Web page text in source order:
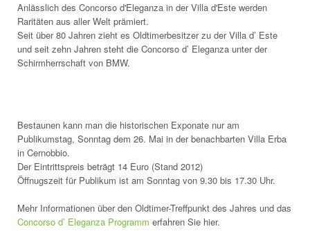
Anlässlich des Concorso d'Eleganza in der Villa d'Este werden
Raritäten aus aller Welt prämiert.
Seit über 80 Jahren zieht es Oldtimerbesitzer zu der Villa d’ Este
und seit zehn Jahren steht die Concorso d’ Eleganza unter der
Schirmherrschaft von BMW.
Bestaunen kann man die historischen Exponate nur am
Publikumstag, Sonntag dem 26. Mai in der benachbarten Villa Erba
in Cernobbio.
Der Eintrittspreis beträgt 14 Euro (Stand 2012)
Öffnugszeit für Publikum ist am Sonntag von 9.30 bis 17.30 Uhr.
Mehr Informationen über den Oldtimer-Treffpunkt des Jahres und das
Concorso d’ Eleganza Programm erfahren Sie hier.